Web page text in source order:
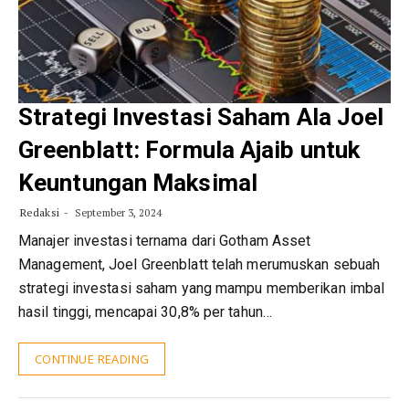
Strategi Investasi Saham Ala Joel
Greenblatt: Formula Ajaib untuk
Keuntungan Maksimal
Redaksi September 3, 2024
Manajer investasi ternama dari Gotham Asset
Management, Joel Greenblatt telah merumuskan sebuah
strategi investasi saham yang mampu memberikan imbal
hasil tinggi, mencapai 30,8% per tahun…
CONTINUE READING